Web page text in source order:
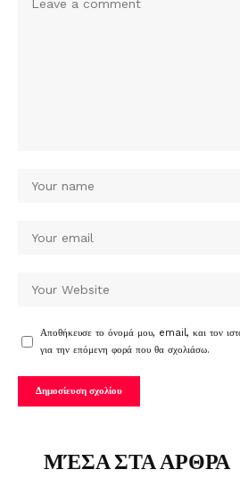
Αποθήκευσε το όνομά μου, email, και τον
για την επόμενη φορά που θα σχολιάσω.
ΜΈΣΑ ΣΤΑ ΑΡΘΡΑ